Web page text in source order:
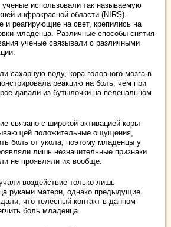
использовали так называемую
инфракрасной области (NIRS).
реагирующие на свет, крепились на
младенца. Различные способы снятия
ученые связывали с различными
сахарную воду, кора головного мозга в
реакцию на боль, чем при
давали из бутылочки на пеленальном
связано с широкой активацией коры
положительные ощущения,
боль от укола, поэтому младенцы у
лишь незначительные признаки
не проявляли их вообще.
воздействие только лишь
руками матери, однако предыдущие
что телесный контакт в данном
боль младенца.